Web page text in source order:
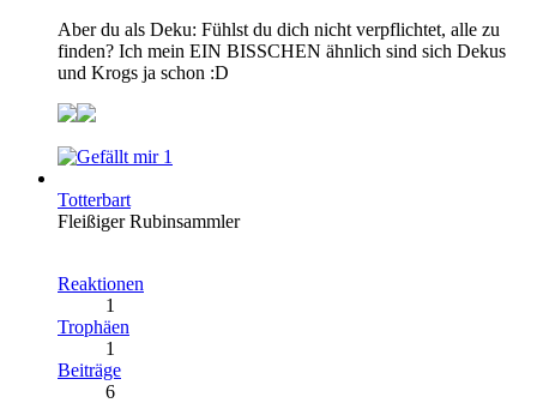
Aber du als Deku: Fühlst du dich nicht verpflichtet, alle zu
finden? Ich mein EIN BISSCHEN ähnlich sind sich Dekus
und Krogs ja schon :D
1
Totterbart
Fleißiger Rubinsammler
Reaktionen
1
Trophäen
1
Beiträge
6